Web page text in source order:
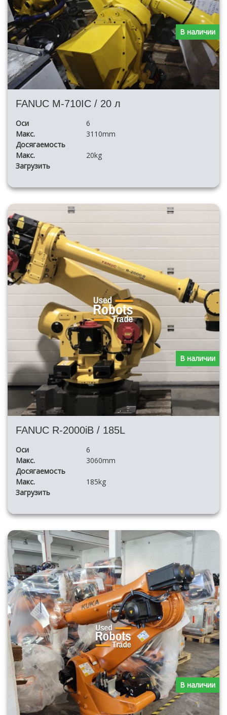
FANUC M-710IC / 20 л
Оси
6
Макс.
Досягаемость
3110mm
Макс.
Загрузить
20kg
В наличии
FANUC R-2000iB / 185L
Оси
6
Макс.
Досягаемость
3060mm
Макс.
Загрузить
185kg
В наличии
В наличии